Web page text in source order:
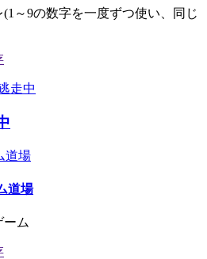
～9の数字を一度ずつ使い、同じ
道場
道場
ーム